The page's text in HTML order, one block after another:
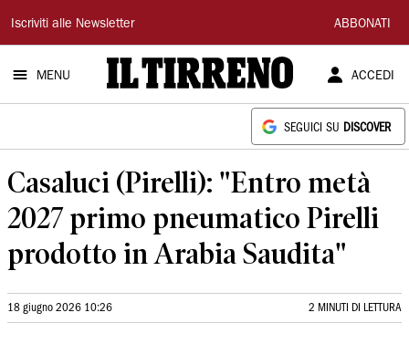
Il
Tirreno
Iscriviti alle Newsletter ABBONATI
MENU ACCEDI
SEGUICI SU DISCOVER
Casaluci (Pirelli): "Entro metà
2027 primo pneumatico Pirelli
prodotto in Arabia Saudita"
18 giugno 2026 10:26 2 MINUTI DI LETTURA